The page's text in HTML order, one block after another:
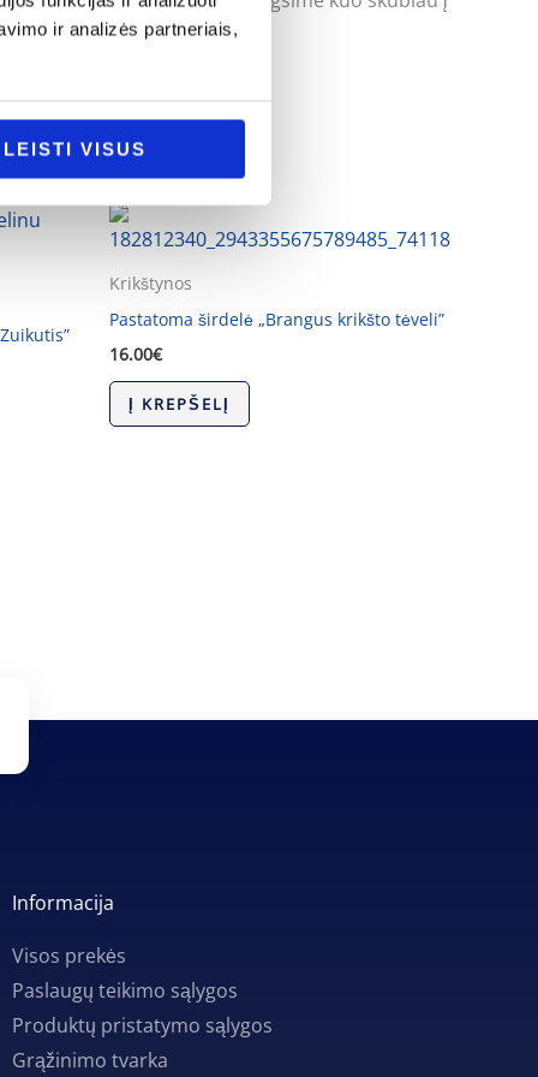
ir analizės partneriais,
LEISTI VISUS
Krikštynos
Pastatoma širdelė „Brangus krikšto tėveli”
16.00€
Į KREPŠELĮ
Informacija
Visos prekės
Paslaugų teikimo sąlygos
Produktų pristatymo sąlygos
Grąžinimo tvarka